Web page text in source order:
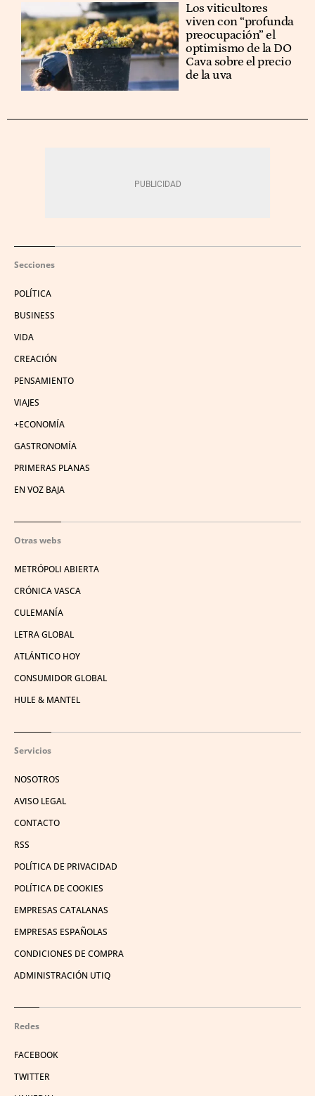
Los viticultores
viven con “profunda
preocupación” el
optimismo de la DO
Cava sobre el precio
de la uva
Secciones
POLÍTICA
BUSINESS
VIDA
CREACIÓN
PENSAMIENTO
VIAJES
+ECONOMÍA
GASTRONOMÍA
PRIMERAS PLANAS
EN VOZ BAJA
Otras webs
METRÓPOLI ABIERTA
CRÓNICA VASCA
CULEMANÍA
LETRA GLOBAL
ATLÁNTICO HOY
CONSUMIDOR GLOBAL
HULE & MANTEL
Servicios
NOSOTROS
AVISO LEGAL
CONTACTO
RSS
POLÍTICA DE PRIVACIDAD
POLÍTICA DE COOKIES
EMPRESAS CATALANAS
EMPRESAS ESPAÑOLAS
CONDICIONES DE COMPRA
ADMINISTRACIÓN UTIQ
Redes
FACEBOOK
TWITTER